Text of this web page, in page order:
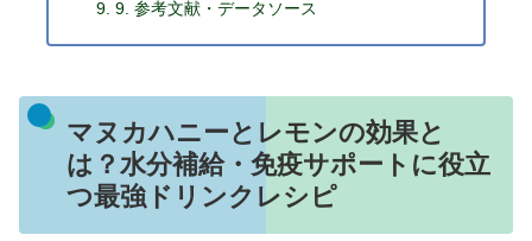
9. 参考文献・データソース
マヌカハニーとレモンの効果と
は？水分補給・免疫サポートに役立
つ最強ドリンクレシピ